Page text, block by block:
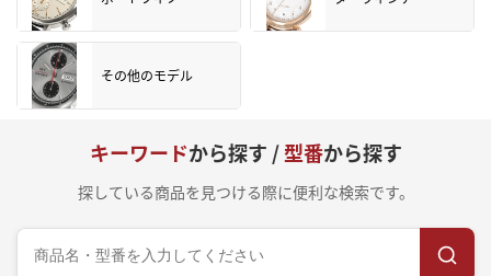
その他のモデル
キーワードから探す /型番から探す
探している商品を見つける際に便利な検索です。